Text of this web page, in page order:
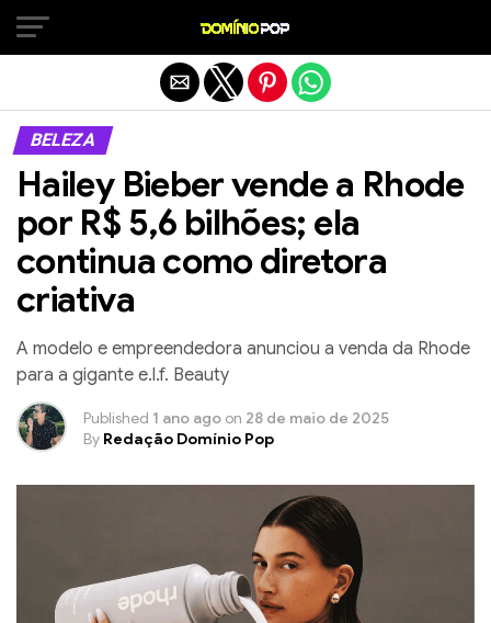
BELEZA
Hailey Bieber vende a Rhode
por R$ 5,6 bilhões; ela
continua como diretora
criativa
A modelo e empreendedora anunciou a venda da Rhode
para a gigante e.l.f. Beauty
Published 1 ano ago on 28 de maio de 2025
By Redação Domínio Pop
Sair da versão mobile